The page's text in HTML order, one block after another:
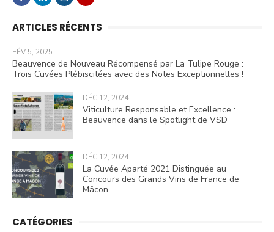
ARTICLES RÉCENTS
FÉV 5, 2025
Beauvence de Nouveau Récompensé par La Tulipe Rouge :
Trois Cuvées Plébiscitées avec des Notes Exceptionnelles !
DÉC 12, 2024
Viticulture Responsable et Excellence :
Beauvence dans le Spotlight de VSD
DÉC 12, 2024
La Cuvée Aparté 2021 Distinguée au
Concours des Grands Vins de France de
Mâcon
CATÉGORIES